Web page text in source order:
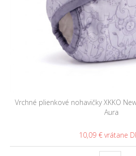
Vrchné plienkové nohavičky XKKO
Aura
10,09 €